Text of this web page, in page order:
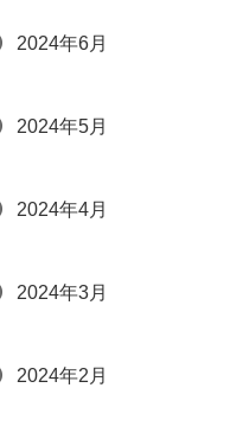
2024年6月
2024年5月
2024年4月
2024年3月
2024年2月